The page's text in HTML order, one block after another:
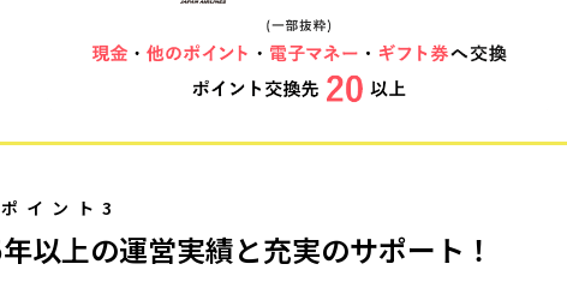
ポイント3
以上の運営実績と充実のサポート！